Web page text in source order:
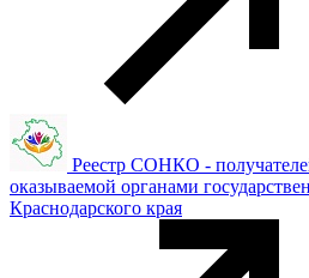
Реестр СОНКО -
оказываемой органами
Краснодарского края